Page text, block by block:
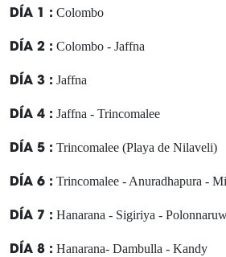
DÍA 1 : Colombo
DÍA 2 : Colombo - Jaffna
DÍA 3 : Jaffna
DÍA 4 : Jaffna - Trincomalee
DÍA 5 : Trincomalee (Playa de Nilaveli)
DÍA 6 : Trincomalee - Anuradhapura -
DÍA 7 : Hanarana - Sigiriya -
DÍA 8 : Hanarana- Dambulla - Kandy